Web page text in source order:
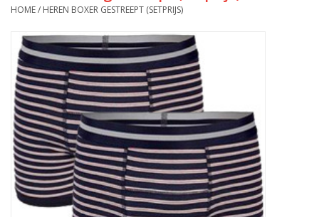
Meisjes
Nacht
Plashorloges
Ons ondergoed
Blog
HOME/ HEREN BOXER GESTREEPT (SETPRIJS)